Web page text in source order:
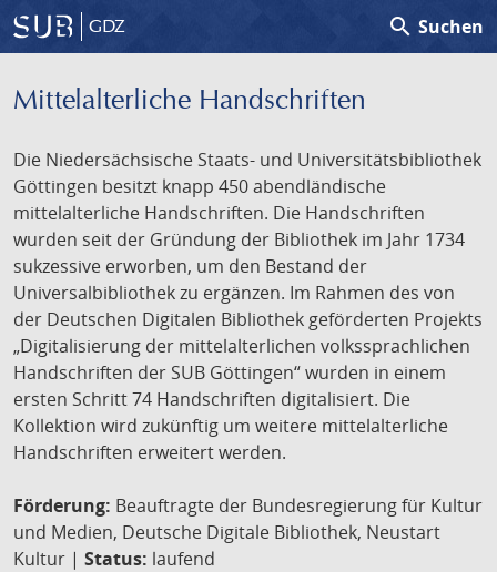
GDZ search Suchen
Mittelalterliche Handschriften
Die Niedersächsische Staats- und Universitätsbibliothek
Göttingen besitzt knapp 450 abendländische
mittelalterliche Handschriften. Die Handschriften
wurden seit der Gründung der Bibliothek im Jahr 1734
sukzessive erworben, um den Bestand der
Universalbibliothek zu ergänzen. Im Rahmen des von
der Deutschen Digitalen Bibliothek geförderten Projekts
„Digitalisierung der mittelalterlichen volkssprachlichen
Handschriften der SUB Göttingen“ wurden in einem
ersten Schritt 74 Handschriften digitalisiert. Die
Kollektion wird zukünftig um weitere mittelalterliche
Handschriften erweitert werden.
Förderung: Beauftragte der Bundesregierung für Kultur
und Medien, Deutsche Digitale Bibliothek, Neustart
Kultur | Status: laufend